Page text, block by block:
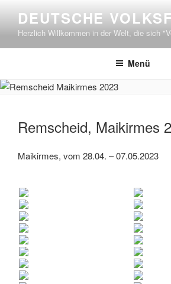
springen
DEUTSCHE
Herzlich Willkommen in der Welt, die sich
Menü
Remscheid, Maikirmes
Maikirmes, vom 28.04. – 07.05.2023